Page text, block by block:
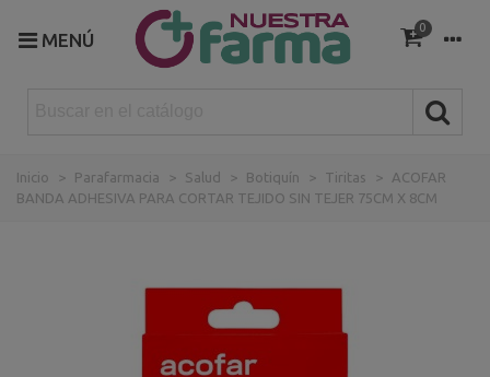
MENÚ
0
Inicio > Parafarmacia > Salud > Botiquín > Tiritas >
ACOFAR
BANDA ADHESIVA PARA CORTAR TEJIDO SIN TEJER 75CM X 8CM